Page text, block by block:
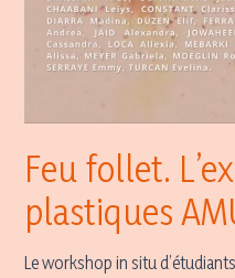
Feu follet.
plastiques
Le workshop in situ